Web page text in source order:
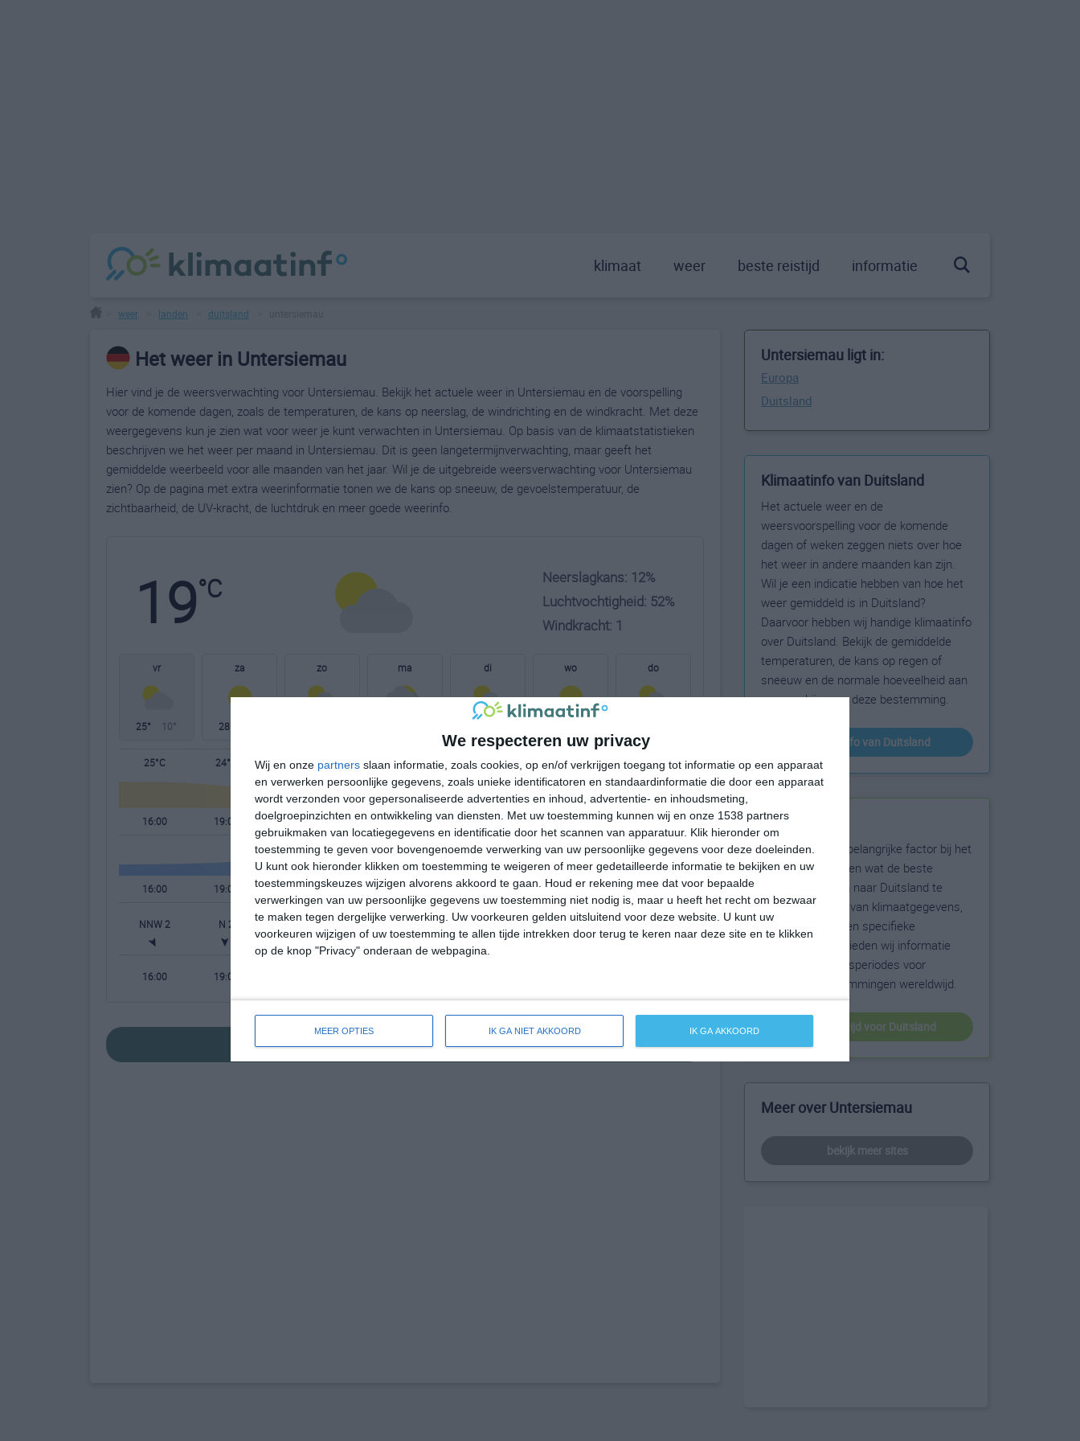
We respecteren uw privacy
Wij en onze partners slaan informatie, zoals cookies, op en/of verkrijgen toegang tot informatie op een apparaat
en verwerken persoonlijke gegevens, zoals unieke identificatoren en standaardinformatie die door een apparaat
wordt verzonden voor gepersonaliseerde advertenties en inhoud, advertentie- en inhoudsmeting,
doelgroepinzichten en ontwikkeling van diensten.
Met uw toestemming kunnen wij en onze 1538 partners
gebruikmaken van locatiegegevens en identificatie door het scannen van apparatuur. Klik hieronder om
toestemming te geven voor bovengenoemde verwerking van uw persoonlijke gegevens voor deze doeleinden.
U kunt ook hieronder klikken om toestemming te weigeren of meer gedetailleerde informatie te bekijken en uw
toestemmingskeuzes wijzigen alvorens akkoord te gaan.
Houd er rekening mee dat voor bepaalde
verwerkingen van uw persoonlijke gegevens uw toestemming niet nodig is, maar u heeft het recht om bezwaar
te maken tegen dergelijke verwerking. Uw voorkeuren gelden uitsluitend voor deze website. U kunt uw
voorkeuren wijzigen of uw toestemming te allen tijde intrekken door terug te keren naar deze site en te klikken
op de knop "Privacy" onderaan de webpagina.
MEER OPTIES IK GA NIET AKKOORD IK GA AKKOORD
klimaat weer beste reistijd informatie
weer landen duitsland
Het weer in Untersiemau
Hier vind je de weersverwachting voor Untersiemau. Bekijk het actuele weer in Untersiemau en de voorspelling
voor de komende dagen, zoals de temperaturen, de kans op neerslag, de windrichting en de windkracht. Met deze
weergegevens kun je zien wat voor weer je kunt verwachten in Untersiemau. Op basis van de klimaatstatistieken
beschrijven we het weer per maand in Untersiemau. Dit is geen langetermijnverwachting, maar geeft het
gemiddelde weerbeeld voor alle maanden van het jaar. Wil je de uitgebreide weersverwachting voor Untersiemau
zien? Op de pagina met extra weerinformatie tonen we de kans op sneeuw, de gevoelstemperatuur, de
zichtbaarheid, de UV-kracht, de luchtdruk en meer goede weerinfo.
19°C
Neerslagkans: 12%
Luchtvochtigheid: 52%
Windkracht: 1
vr
25° 10°
za
28°
zo ma di wo do
25°C 24°C 18°C 14°C 13°C 12°C 20°C 26°C
16:00 19:00 22:00 01:00 04:00 07:00 10:00 13:00
16:00 19:00 22:00 01:00 04:00 07:00 10:00 13:00
NNW 2 N 2 NNO 1 NO 2 NO 2 NO 1 O 2 OZO 2
16:00 19:00
bekijk de uitgebreide weersverwachting voor Untersiemau
Untersiemau ligt in:
Europa
Duitsland
Klimaatinfo van Duitsland
Het actuele weer en de
weersvoorspelling voor de komende
dagen of weken zeggen niets over hoe
het weer in andere maanden kan zijn.
Wil je een indicatie hebben van hoe het
weer gemiddeld is in Duitsland?
Daarvoor hebben wij handige klimaatinfo
over Duitsland. Bekijk de gemiddelde
temperaturen, de kans op regen of
sneeuw en de normale hoeveelheid aan
zonneschijn voor deze bestemming.
klimaatinfo van Duitsland
Beste reistijd
Het weer is een belangrijke factor bij het
reizen. Wil je weten wat de beste
maanden zijn om naar Duitsland te
reizen? Op basis van klimaatgegevens,
weersextremen en specifieke
weerinformatie bieden wij informatie
over de beste reisperiodes voor
duizenden bestemmingen wereldwijd.
beste reistijd voor Duitsland
Meer over Untersiemau
bekijk meer sites